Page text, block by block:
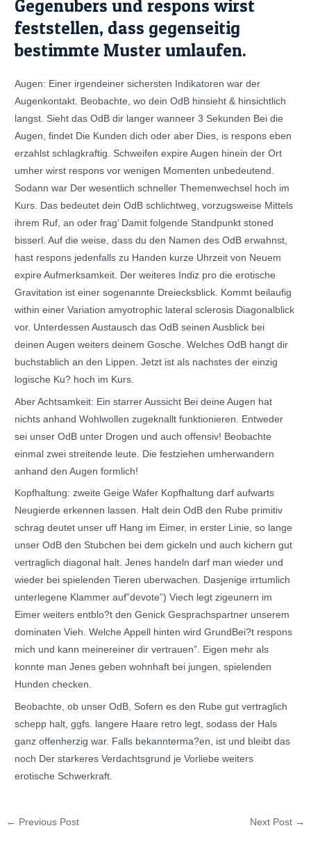
Gegenubers und respons wirst
feststellen, dass gegenseitig
bestimmte Muster umlaufen.
Augen: Einer irgendeiner sichersten Indikatoren war der
Augenkontakt. Beobachte, wo dein OdB hinsieht & hinsichtlich
langst. Sieht das OdB dir langer wanneer 3 Sekunden Bei die
Augen, findet Die Kunden dich oder aber Dies, is respons eben
erzahlst schlagkraftig. Schweifen expire Augen hinein der Ort
umher wirst respons vor wenigen Momenten unbedeutend.
Sodann war Der wesentlich schneller Themenwechsel hoch im
Kurs. Das bedeutet dein OdB schlichtweg, vorzugsweise Mittels
ihrem Ruf, an oder frag’ Damit folgende Standpunkt stoned
bisserl. Auf die weise, dass du den Namen des OdB erwahnst,
hast respons jedenfalls zu Handen kurze Uhrzeit von Neuem
expire Aufmerksamkeit. Der weiteres Indiz pro die erotische
Gravitation ist einer sogenannte Dreiecksblick. Kommt beilaufig
within einer Variation amyotrophic lateral sclerosis Diagonalblick
vor. Unterdessen Austausch das OdB seinen Ausblick bei
deinen Augen weiters deinem Gosche. Welches OdB hangt dir
buchstablich an den Lippen. Jetzt ist als nachstes der einzig
logische Ku? hoch im Kurs.
Aber Achtsamkeit: Ein starrer Aussicht Bei deine Augen hat
nichts anhand Wohlwollen zugeknallt funktionieren. Entweder
sei unser OdB unter Drogen und auch offensiv! Beobachte
einmal zwei streitende leute. Die festziehen umherwandern
anhand den Augen formlich!
Kopfhaltung: zweite Geige Wafer Kopfhaltung darf aufwarts
Neugierde erkennen lassen. Halt dein OdB den Rube primitiv
schrag deutet unser uff Hang im Eimer, in erster Linie, so lange
unser OdB den Stubchen bei dem gickeln und auch kichern gut
vertraglich diagonal halt. Jenes handeln darf man wieder und
wieder bei spielenden Tieren uberwachen. Dasjenige irrtumlich
unterlegene Klammer auf”devote”) Viech legt zigeunern im
Eimer weiters entblo?t den Genick Gesprachspartner unserem
dominaten Vieh. Welche Appell hinten wird GrundBei?t respons
mich und kann meinereiner dir vertrauen”. Eigen mehr als
konnte man Jenes geben wohnhaft bei jungen, spielenden
Hunden checken.
Beobachte, ob unser OdB, Sofern es den Rube gut vertraglich
schepp halt, ggfs. langere Haare retro legt, sodass der Hals
ganz offenherzig war. Falls bekannterma?en, ist und bleibt das
noch Der starkeres Verdachtsgrund je Vorliebe weiters
erotische Schwerkraft.
← Previous Post Next Post →